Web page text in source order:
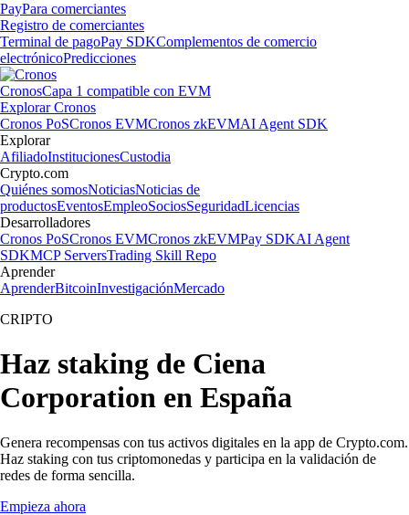
PayPara comerciantes
Registro de comerciantes
Terminal de pagoPay SDKComplementos de comercio
electrónicoPredicciones
CronosCapa 1 compatible con EVM
Explorar Cronos
Cronos PoSCronos EVMCronos zkEVMAI Agent SDK
Explorar
AfiliadoInstitucionesCustodia
Crypto.com
Quiénes somosNoticiasNoticias de
productosEventosEmpleoSociosSeguridadLicencias
Desarrolladores
Cronos PoSCronos EVMCronos zkEVMPay SDKAI Agent
SDKMCP ServersTrading Skill Repo
Aprender
AprenderBitcoinInvestigaciónMercado
CRIPTO
Haz staking de Ciena
Corporation en España
Genera recompensas con tus activos digitales en la app de Crypto.com.
Haz staking con tus criptomonedas y participa en la validación de
redes de forma sencilla.
Empieza ahora